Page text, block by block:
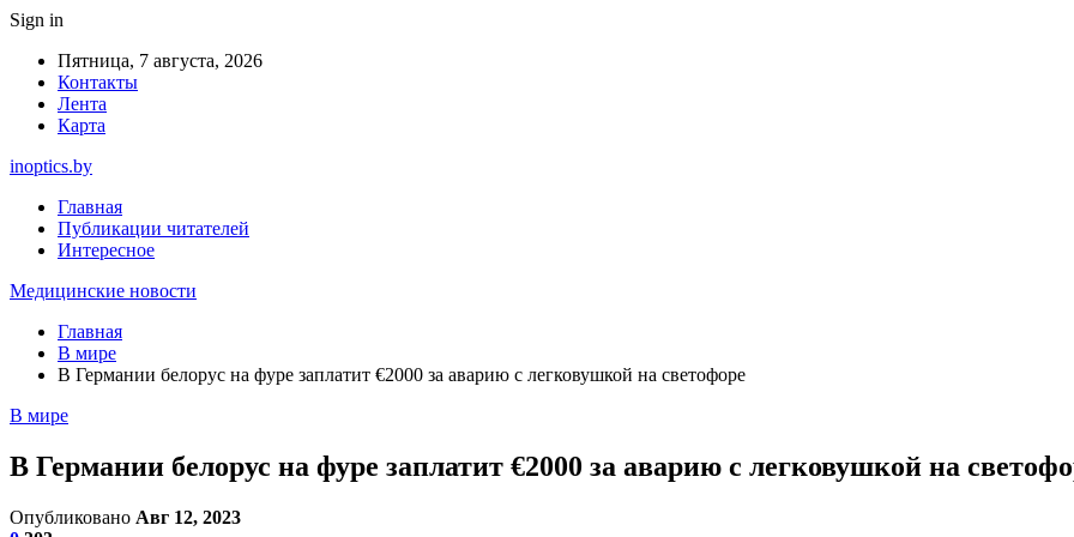
Sign in
Пятница, 7 августа, 2026
Контакты
Лента
Карта
inoptics.by
Главная
Публикации читателей
Интересное
Медицинские новости
Главная
В мире
В Германии белорус на фуре заплатит €2000 за аварию с легковушкой на светофоре
В мире
В Германии белорус на фуре заплатит €2000 за аварию с легковушкой на
Опубликовано Авг 12, 2023